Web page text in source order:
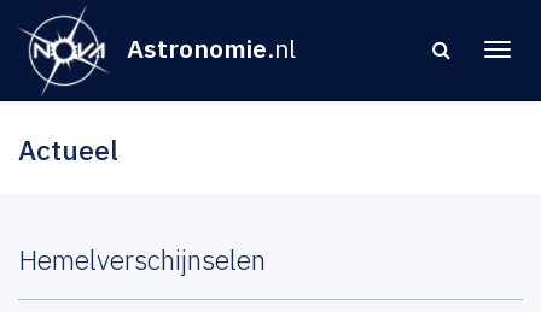
Astronomie.nl
Actueel
Hemelverschijnselen